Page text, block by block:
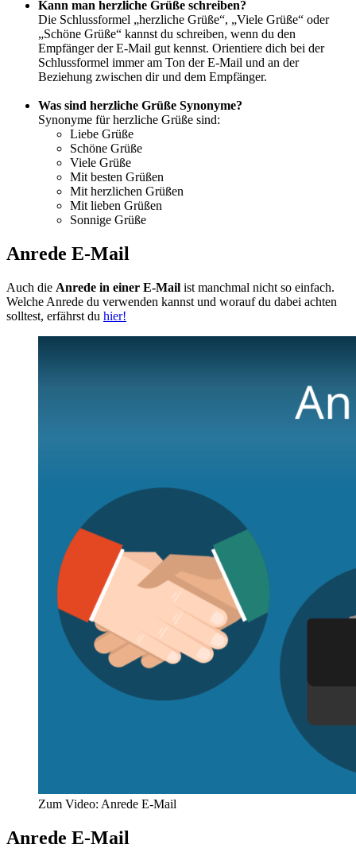
Kann man herzliche Grüße schreiben?
Die Schlussformel „herzliche Grüße“, „Viele Grüße“ oder
„Schöne Grüße“ kannst du schreiben, wenn du den
Empfänger der E-Mail gut kennst. Orientiere dich bei der
Schlussformel immer am Ton der E-Mail und an der
Beziehung zwischen dir und dem Empfänger.
Was sind herzliche Grüße Synonyme?
Synonyme für herzliche Grüße sind:
Liebe Grüße
Schöne Grüße
Viele Grüße
Mit besten Grüßen
Mit herzlichen Grüßen
Mit lieben Grüßen
Sonnige Grüße
Anrede E-Mail
Auch die Anrede in einer E-Mail ist manchmal nicht so einfach.
Welche Anrede du verwenden kannst und worauf du dabei achten
solltest, erfährst du hier!
Zum Video: Anrede E-Mail
Anrede E-Mail